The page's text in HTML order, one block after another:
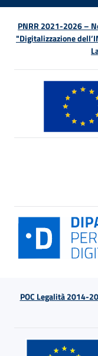
PNRR 2021-2026 –
"Digitalizzazione
POC Legalità 2014-